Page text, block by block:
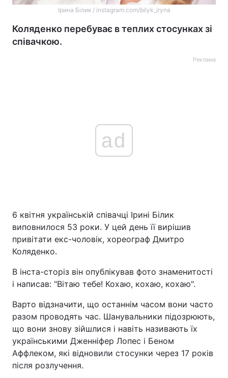
Ірина Білик / instagram.com/bilyk_iryna
Коляденко перебуває в теплих стосунках зі
співачкою.
Реклама
ad
6 квітня українській співачці Ірині Білик
виповнилося 53 роки. У цей день її вирішив
привітати екс-чоловік, хореограф Дмитро
Коляденко.
В інста-сторіз він опублікував фото знаменитості
і написав: "Вітаю тебе! Кохаю, кохаю, кохаю".
Варто відзначити, що останнім часом вони часто
разом проводять час. Шанувальники підозрюють,
що вони знову зійшлися і навіть називають їх
українськими Дженніфер Лопес і Беном
Аффлеком, які відновили стосунки через 17 років
після розлучення.